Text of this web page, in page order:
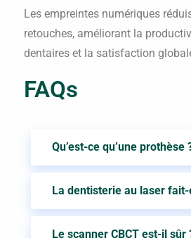
Les empreintes numériques
retouches, améliorant la
dentaires et la satisfaction
FAQs
Qu’est-ce qu’une prothèse
La dentisterie au laser
Le scanner CBCT est-il sûr